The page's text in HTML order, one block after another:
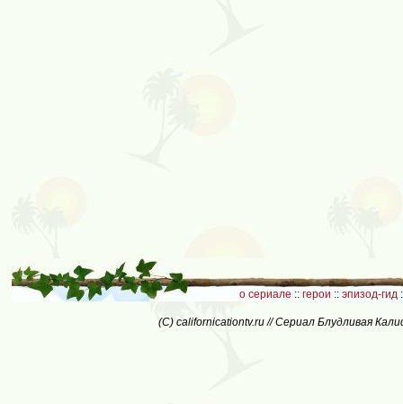
о сериале :: герои :: эпизод-гид
(C) californicationtv.ru // Сериал Блудливая